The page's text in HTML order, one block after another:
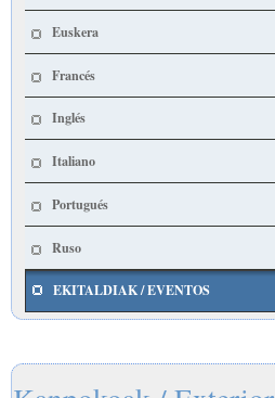
Euskera
Francés
Inglés
Italiano
Portugués
Ruso
EKITALDIAK / EVENTOS